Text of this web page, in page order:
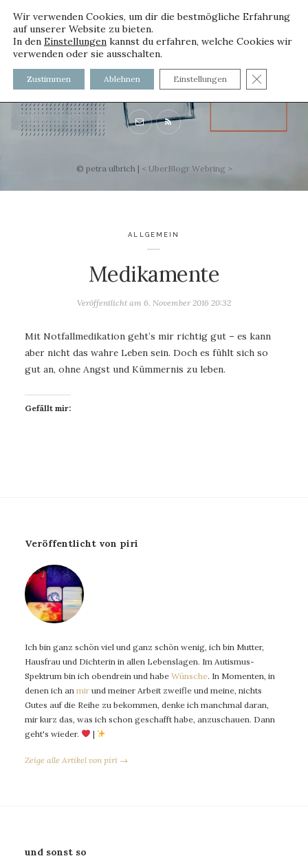
voller worte
mit und ohne Innenfutter
© petra ulbrich | < UberBlogr Webring >
ALLGEMEIN
Medikamente
Veröffentlicht am 6. November 2016 20:32
Mit Notfallmedikation geht’s mir richtig gut – es kann
aber nicht das wahre Leben sein. Doch es fühlt sich so
gut an, ohne Angst und Kümmernis zu leben.
Gefällt mir:
Veröffentlicht von piri
Ich bin ganz schön viel und ganz schön wenig, ich bin Mutter,
Hausfrau und Dichterin in allen Lebenslagen. Im Autismus-
Spektrum bin ich obendrein und habe Wünsche. In Momenten, in
denen ich an mir und meiner Arbeit zweifle und meine, nichts
Gutes auf die Reihe zu bekommen, denke ich manchmal daran,
mir kurz das, was ich schon geschafft habe, anzuschauen. Dann
geht's wieder.
|
Zeige alle Artikel von piri →
und sonst so
Wir verwenden Cookies, um dir die bestmögliche Erfahrung
auf unserer Website zu bieten.
In den Einstellungen kannst du erfahren, welche Cookies wir
verwenden oder sie ausschalten.
Zustimmen Ablehnen Einstellungen GDPR